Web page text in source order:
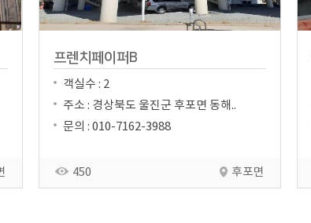
프렌치페이퍼B
객실수 : 2
주소 : 경상북도 울진군 후포면 동해..
문의 : 010-7162-3988
450 후포면